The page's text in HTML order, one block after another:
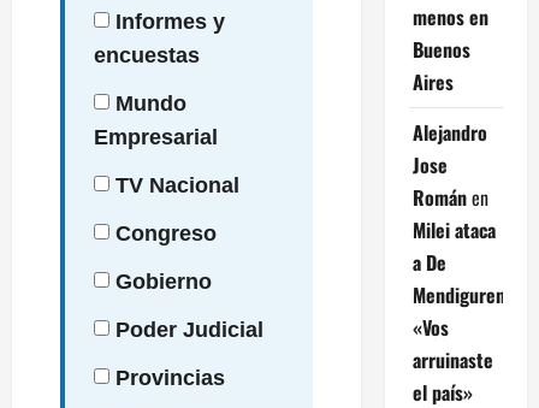
Informes y
encuestas
Mundo
Empresarial
TV Nacional
Congreso
Gobierno
Poder Judicial
Provincias
menos en
Buenos
Aires
Alejandro
Jose
Románen
Milei ataca
a De
Mendiguren:
«Vos
arruinaste
el país»